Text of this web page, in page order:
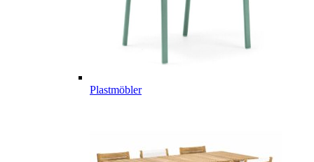
Plastmöbler